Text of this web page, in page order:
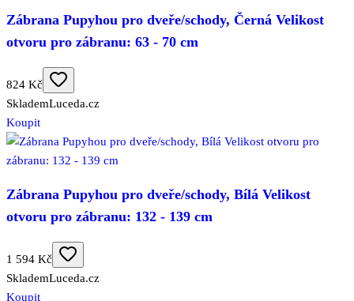
Zábrana Pupyhou pro dveře/schody, Černá Velikost
otvoru pro zábranu: 63 - 70 cm
824 Kč
SklademLuceda.cz
Koupit
Zábrana Pupyhou pro dveře/schody, Bílá Velikost
otvoru pro zábranu: 132 - 139 cm
1 594 Kč
SklademLuceda.cz
Koupit